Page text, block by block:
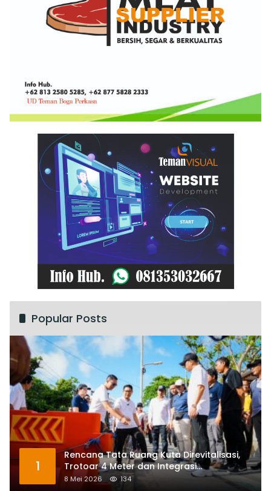
Popular Posts
1
Rencana Tata Ruang Kuta Direvitalisasi,
Trotoar 4 Meter dan Integrasi
Transportasi Listrik
8 Mei 2026 134